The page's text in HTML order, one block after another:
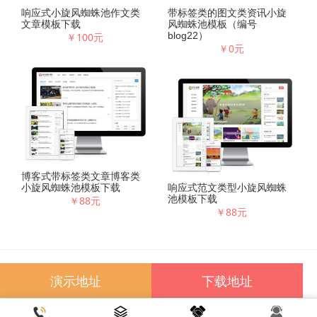
演示地址 下载地址
响应式小旋风蜘蛛池作文类
文章模板下载
￥100元
带标签类的图文类资讯小旋
风蜘蛛池模板（编号
blog22）
￥0元
博客式带标签类文章博客类
小旋风蜘蛛池模板下载
￥88元
响应式范文类型小旋风蜘蛛
池模板下载
￥88元
友情链接 淘宝
微博
Copyright © 2012-2025 小旋风模板网 版权所有 网站地图
案号：闽ICP备2023018497号